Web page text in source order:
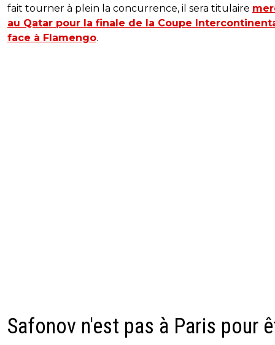
fait tourner à plein la concurrence, il sera titulaire
au Qatar pour la finale de la Coupe
face à Flamengo.
Safonov n'est pas à Paris pour